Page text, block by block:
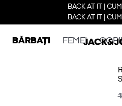
BACK AT IT |
BACK AT IT |
BĂRBAȚI FEMEI COPII